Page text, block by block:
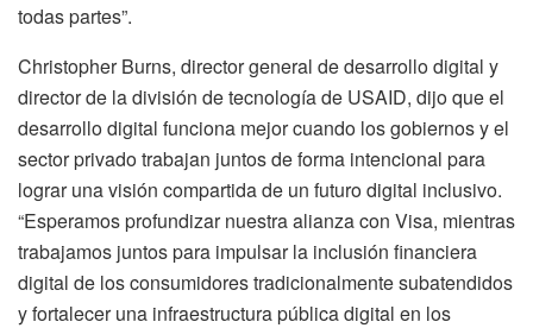
todas partes”.
Christopher Burns, director general de desarrollo digital y
director de la división de tecnología de USAID, dijo que el
desarrollo digital funciona mejor cuando los gobiernos y el
sector privado trabajan juntos de forma intencional para
lograr una visión compartida de un futuro digital inclusivo.
“Esperamos profundizar nuestra alianza con Visa, mientras
trabajamos juntos para impulsar la inclusión financiera
digital de los consumidores tradicionalmente subatendidos
y fortalecer una infraestructura pública digital en los